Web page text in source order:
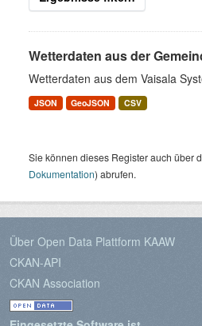
Wetterdaten aus der
Wetterdaten aus dem Vaisala
JSON GeoJSON CSV
Sie können dieses Register auch über
Dokumentation) abrufen.
Über Open Data Plattform KAAW
CKAN-API
CKAN Association